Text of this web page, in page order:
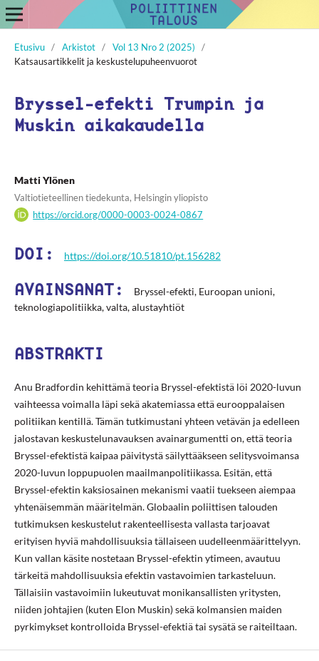
Etusivu / Arkistot / Vol 13 Nro 2 (2025)
/
Katsausartikkelit ja keskustelupuheenvuorot
Bryssel-efekti Trumpin ja
Muskin aikakaudella
Matti Ylönen
Valtiotieteellinen tiedekunta, Helsingin yliopisto
https://orcid.org/0000-0003-0024-0867
DOI: https://doi.org/10.51810/pt.156282
AVAINSANAT:
Bryssel-efekti, Euroopan unioni,
teknologiapolitiikka, valta, alustayhtiöt
ABSTRAKTI
Anu Bradfordin kehittämä teoria Bryssel-efektistä löi 2020-luvun
vaihteessa voimalla läpi sekä akatemiassa että eurooppalaisen
politiikan kentillä. Tämän tutkimustani yhteen vetävän ja edelleen
jalostavan keskustelunavauksen avainargumentti on, että teoria
Bryssel-efektistä kaipaa päivitystä säilyttääkseen selitysvoimansa
2020-luvun loppupuolen maailmanpolitiikassa. Esitän, että
Bryssel-efektin kaksiosainen mekanismi vaatii tuekseen aiempaa
yhtenäisemmän määritelmän. Globaalin poliittisen talouden
tutkimuksen keskustelut rakenteellisesta vallasta tarjoavat
erityisen hyviä mahdollisuuksia tällaiseen uudelleenmäärittelyyn.
Kun vallan käsite nostetaan Bryssel-efektin ytimeen, avautuu
tärkeitä mahdollisuuksia efektin vastavoimien tarkasteluun.
Tällaisiin vastavoimiin lukeutuvat monikansallisten yritysten,
niiden johtajien (kuten Elon Muskin) sekä kolmansien maiden
pyrkimykset kontrolloida Bryssel-efektiä tai sysätä se raiteiltaan.